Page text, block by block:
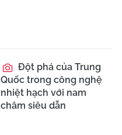
Đột phá của Trung
Quốc trong công nghệ
nhiệt hạch với nam
châm siêu dẫn